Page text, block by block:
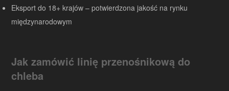
Eksport do 18+ krajów – potwierdzona jakość na rynku
międzynarodowym
Jak zamówić linię przenośnikową do
chleba